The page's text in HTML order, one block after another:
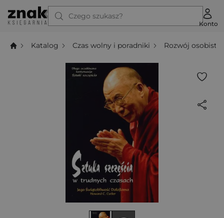
Czego szukasz?
Konto
Katalog Czas wolny i poradniki Rozwój osobisty